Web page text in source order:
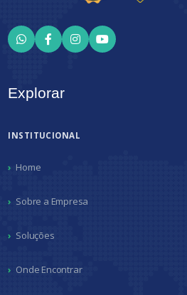
Explorar
INSTITUCIONAL
Home
Sobre a Empresa
Soluções
Onde Encontrar